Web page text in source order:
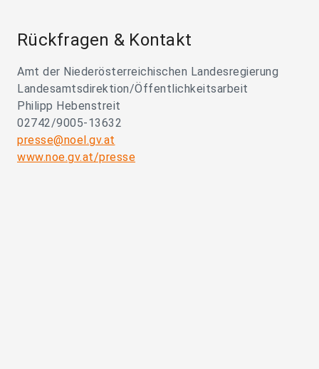
Rückfragen & Kontakt
Amt der Niederösterreichischen Landesregierung
Landesamtsdirektion/Öffentlichkeitsarbeit
Philipp Hebenstreit
02742/9005-13632
presse@noel.gv.at
www.noe.gv.at/presse